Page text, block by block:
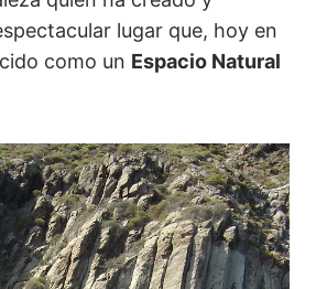
lugar que, hoy en
como un Espacio Natural